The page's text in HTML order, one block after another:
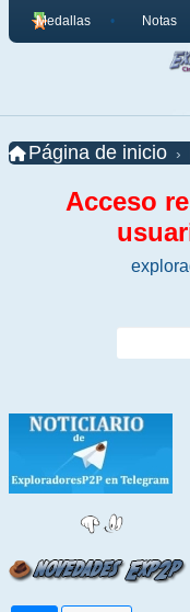
Medallas Notas
Página de inicio
Acceso